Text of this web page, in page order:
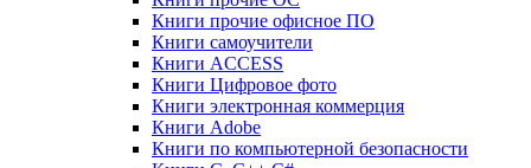
Книги прочие офисное ПО
Книги самоучители
Книги ACCESS
Книги Цифровое фото
Книги электронная коммерция
Книги Adobe
Книги по компьютерной безопасности